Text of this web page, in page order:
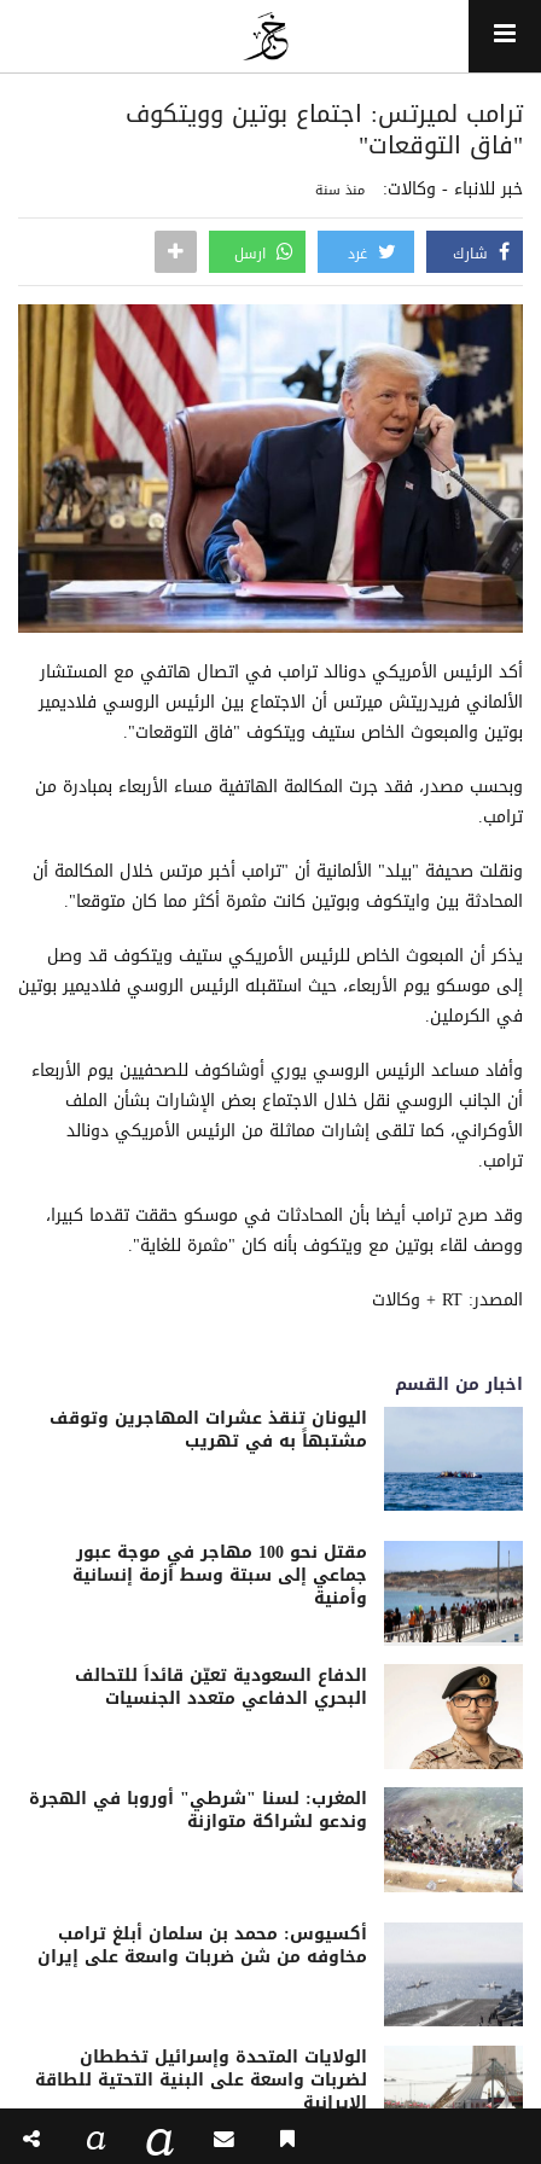
ترامب لميرتس: اجتماع بوتين وويتكوف
"فاق التوقعات"
خبر للانباء - وكالات: منذ سنة
شارك غرد ارسل
أكد الرئيس الأمريكي دونالد ترامب في اتصال هاتفي مع المستشار
الألماني فريدريتش ميرتس أن الاجتماع بين الرئيس الروسي فلاديمير
بوتين والمبعوث الخاص ستيف ويتكوف "فاق التوقعات".
وبحسب مصدر، فقد جرت المكالمة الهاتفية مساء الأربعاء بمبادرة من
ترامب.
ونقلت صحيفة "بيلد" الألمانية أن "ترامب أخبر مرتس خلال المكالمة أن
المحادثة بين وايتكوف وبوتين كانت مثمرة أكثر مما كان متوقعا".
يذكر أن المبعوث الخاص للرئيس الأمريكي ستيف ويتكوف قد وصل
إلى موسكو يوم الأربعاء، حيث استقبله الرئيس الروسي فلاديمير بوتين
في الكرملين.
وأفاد مساعد الرئيس الروسي يوري أوشاكوف للصحفيين يوم الأربعاء
أن الجانب الروسي نقل خلال الاجتماع بعض الإشارات بشأن الملف
الأوكراني، كما تلقى إشارات مماثلة من الرئيس الأمريكي دونالد
ترامب.
وقد صرح ترامب أيضا بأن المحادثات في موسكو حققت تقدما كبيرا،
ووصف لقاء بوتين مع ويتكوف بأنه كان "مثمرة للغاية".
المصدر: RT + وكالات
اخبار من القسم
اليونان تنقذ عشرات المهاجرين وتوقف
مشتبهاً به في تهريب
مقتل نحو 100 مهاجر في موجة عبور
جماعي إلى سبتة وسط أزمة إنسانية
وأمنية
الدفاع السعودية تعيّن قائداً للتحالف
البحري الدفاعي متعدد الجنسيات
المغرب: لسنا "شرطي" أوروبا في الهجرة
وندعو لشراكة متوازنة
أكسيوس: محمد بن سلمان أبلغ ترامب
مخاوفه من شن ضربات واسعة على إيران
الولايات المتحدة وإسرائيل تخططان
لضربات واسعة على البنية التحتية للطاقة
الإيرانية
a a